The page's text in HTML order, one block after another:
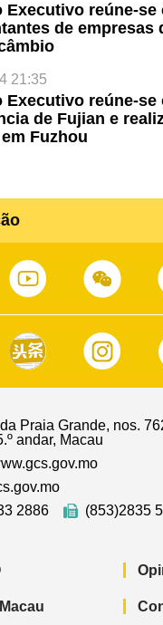
Executivo reúne-se
de empresas
21:35
Executivo reúne-
de Fujian e
Fuzhou
Praia Grande, nos.
andar, Macau
2886
(853)2835